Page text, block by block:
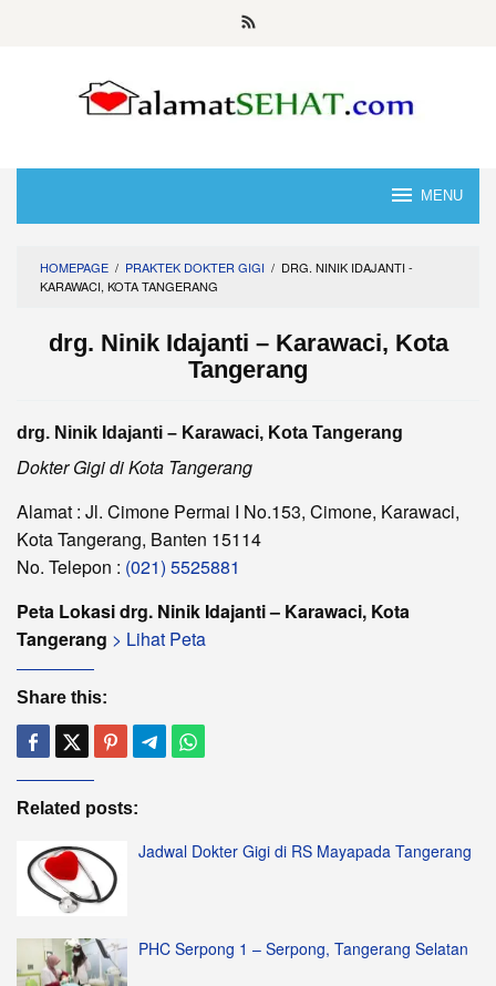
MENU
HOMEPAGE / PRAKTEK DOKTER GIGI / DRG. NINIK IDAJANTI -
KARAWACI, KOTA TANGERANG
drg. Ninik Idajanti – Karawaci, Kota
Tangerang
drg. Ninik Idajanti – Karawaci, Kota Tangerang
Dokter Gigi di Kota Tangerang
Alamat : Jl. Cimone Permai I No.153, Cimone, Karawaci,
Kota Tangerang, Banten 15114
No. Telepon : (021) 5525881
Peta Lokasi drg. Ninik Idajanti – Karawaci, Kota
Tangerang > Lihat Peta
Share this:
Related posts:
Jadwal Dokter Gigi di RS Mayapada Tangerang
PHC Serpong 1 – Serpong, Tangerang Selatan